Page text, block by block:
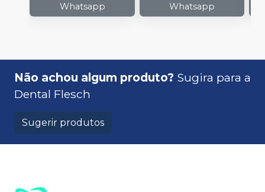
Whatsapp
Whatsapp
Não achou algum produto? Sugira para a
Dental Flesch
Sugerir produtos